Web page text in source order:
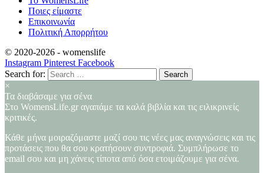
Ποιες είμαστε
Επικοινωνία
Πολιτική Απορρήτου
© 2020-2026 - womenslife
Instagram PinterestFacebook
Search for:
×
Τα διαβάσαμε για σένα
Στο WomensLife.gr αγαπάμε τα καλά βιβλία και τις ειλικρινείς
κριτικές.
Κάθε μήνα μοιραζόμαστε μαζί σου τις νέες μας αναγνώσεις και τις
προτάσεις που θα σου κρατήσουν συντροφιά. Συμπλήρωσε το
email σου και μη χάνεις τίποτα από όσα ετοιμάζουμε για σένα.